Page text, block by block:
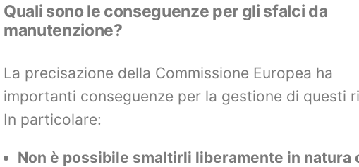
Quali sono le conseguenze per gli sfalci da
manutenzione?
La precisazione della Commissione Europea ha
importanti conseguenze per la gestione di questi
In particolare:
Non è possibile smaltirli liberamente in natura